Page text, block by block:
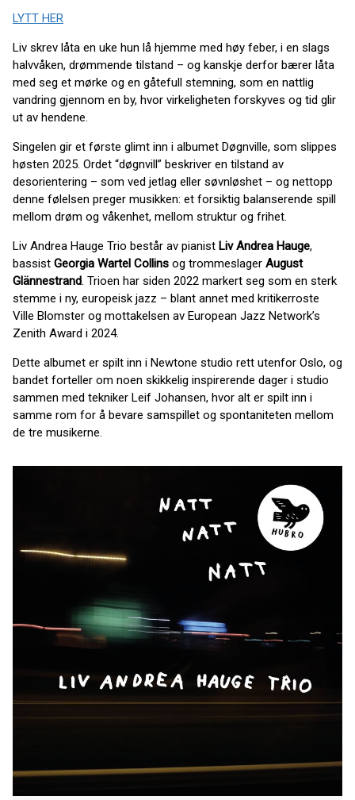
LYTT HER
Liv skrev låta en uke hun lå hjemme med høy feber, i en slags
halvvåken, drømmende tilstand – og kanskje derfor bærer låta
med seg et mørke og en gåtefull stemning, som en nattlig
vandring gjennom en by, hvor virkeligheten forskyves og tid glir
ut av hendene.
Singelen gir et første glimt inn i albumet Døgnville, som slippes
høsten 2025. Ordet “døgnvill” beskriver en tilstand av
desorientering – som ved jetlag eller søvnløshet – og nettopp
denne følelsen preger musikken: et forsiktig balanserende spill
mellom drøm og våkenhet, mellom struktur og frihet.
Liv Andrea Hauge Trio består av pianist Liv Andrea Hauge,
bassist Georgia Wartel Collins og trommeslager August
Glännestrand. Trioen har siden 2022 markert seg som en sterk
stemme i ny, europeisk jazz – blant annet med kritikerroste
Ville Blomster og mottakelsen av European Jazz Network’s
Zenith Award i 2024.
Dette albumet er spilt inn i Newtone studio rett utenfor Oslo, og
bandet forteller om noen skikkelig inspirerende dager i studio
sammen med tekniker Leif Johansen, hvor alt er spilt inn i
samme rom for å bevare samspillet og spontaniteten mellom
de tre musikerne.